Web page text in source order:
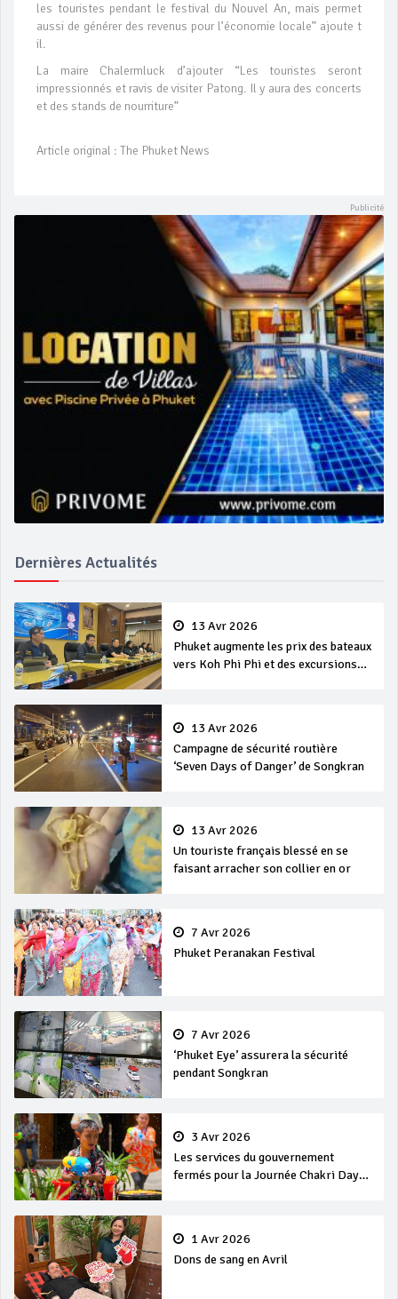
les touristes pendant le festival du Nouvel An, mais permet
aussi de générer des revenus pour l’économie locale” ajoute t
il.
La maire Chalermluck d’ajouter “Les touristes seront
impressionnés et ravis de visiter Patong. Il y aura des concerts
et des stands de nourriture”
Article original : The Phuket News
Dernières Actualités
13 Avr 2026
Phuket augmente les prix des bateaux
vers Koh Phi Phi et des excursions
13 Avr 2026
Campagne de sécurité routière
‘Seven Days of Danger’ de Songkran
13 Avr 2026
Un touriste français blessé en se
faisant arracher son collier en or
7 Avr 2026
Phuket Peranakan Festival
7 Avr 2026
‘Phuket Eye’ assurera la sécurité
pendant Songkran
3 Avr 2026
Les services du gouvernement
fermés pour la Journée Chakri Day
1 Avr 2026
Dons de sang en Avril